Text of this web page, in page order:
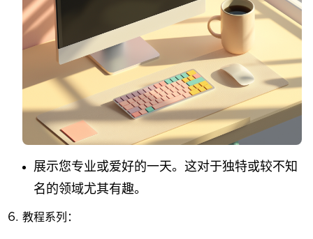
展示您专业或爱好的一天。这对于独特或较不知
名的领域尤其有趣。
教程系列：